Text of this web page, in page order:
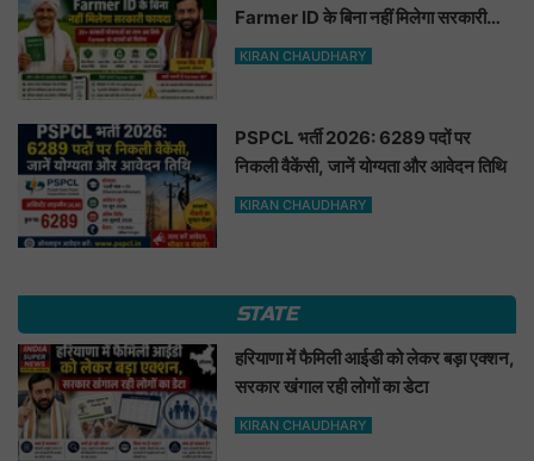
Farmer ID के बिना नहीं मिलेगा सरकारी
फायदा
KIRAN CHAUDHARY
PSPCL भर्ती 2026: 6289 पदों पर
निकली वैकेंसी, जानें योग्यता और आवेदन तिथि
KIRAN CHAUDHARY
STATE
हरियाणा में फैमिली आईडी को लेकर बड़ा एक्शन,
सरकार खंगाल रही लोगों का डेटा
KIRAN CHAUDHARY